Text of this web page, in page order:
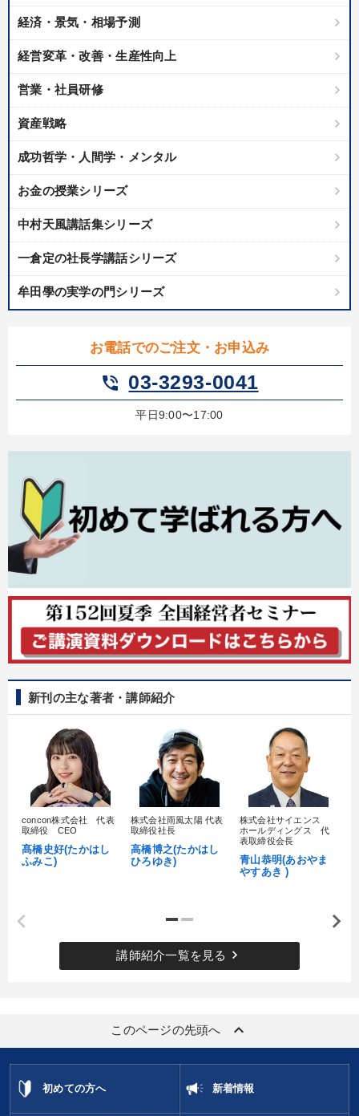
経済・景気・相場予測
経営変革・改善・生産性向上
営業・社員研修
資産戦略
成功哲学・人間学・メンタル
お金の授業シリーズ
中村天風講話集シリーズ
一倉定の社長学講話シリーズ
牟田學の実学の門シリーズ
お電話でのご注文・お申込み
phone_in_talk 03-3293-0041
平日9:00〜17:00
新刊の主な著者・講師紹介
concon株式会社 代表
取締役 CEO
髙橋史好(たかはし
ふみこ)
株式会社雨風太陽 代表
取締役社長
高橋博之(たかはし
ひろゆき)
株式会社サイエンス
ホールディングス 代
表取締役会長
青山恭明(あおやま
やすあき )
講師紹介一覧を見る keyboard_arrow_right
このページの先頭へ keyboard_arrow_up
初めての方へ 新着情報